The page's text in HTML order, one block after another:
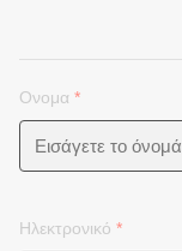
Ονομα *
Ηλεκτρονικό *